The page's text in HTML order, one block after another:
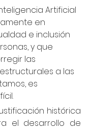
Artificial
en
e inclusión
y que
las
a las
es
histórica
el desarrollo de